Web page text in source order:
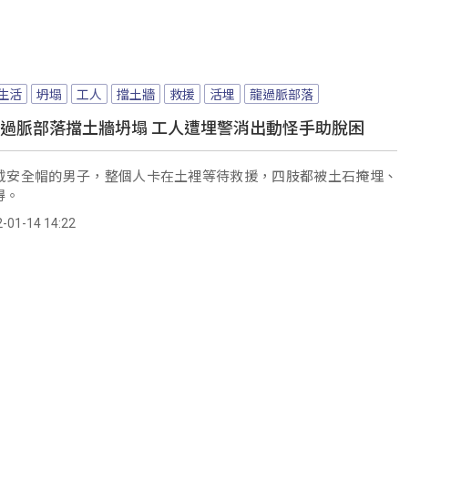
活 坍塌 工人 擋土牆 救援 活埋 龍過脈部落
脈部落擋土牆坍塌 工人遭埋警消出動怪手助脫困
安全帽的男子，整個人卡在土裡等待救援，四肢都被土石掩埋、
01-14 14:22